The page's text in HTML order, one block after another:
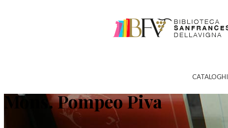
CATALOGHI
Mons. Pompeo Piva